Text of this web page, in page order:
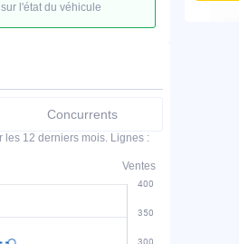
l'état du véhicule
Concurrents
les 12 derniers mois. Lignes :
Ventes